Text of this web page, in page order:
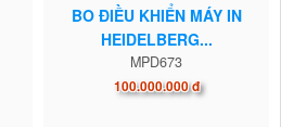
BO ĐIỀU KHIỂN MÁY IN
HEIDELBERG...
MPD673
100.000.000 đ